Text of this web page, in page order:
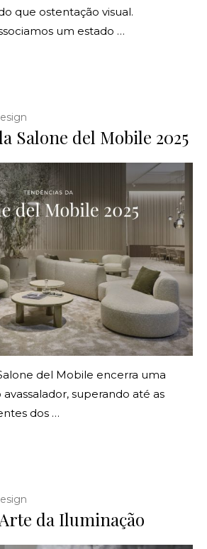
que ostentação visual.
um estado …
Salone del Mobile 2025
del Mobile encerra uma
superando até as
dos …
da Iluminação